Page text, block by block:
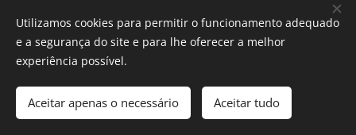
Helpcare
Cookies
Utilizamos cookies para permitir o funcionamento adequado
e a segurança do site e para lhe oferecer a melhor
experiência possível.
Aceitar apenas o necessário Aceitar tudo